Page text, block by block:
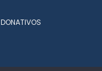
DONATIVOS